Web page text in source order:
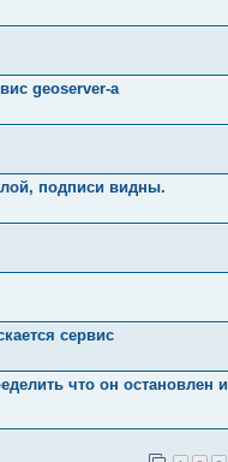
geoserver-а
подписи видны.
сервис
что он остановлен и